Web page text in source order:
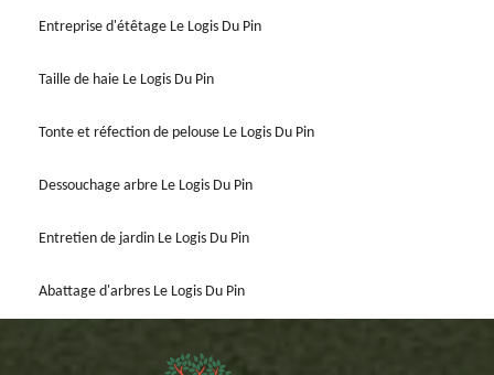
Entreprise d'étêtage Le Logis Du Pin
Taille de haie Le Logis Du Pin
Tonte et réfection de pelouse Le Logis Du Pin
Dessouchage arbre Le Logis Du Pin
Entretien de jardin Le Logis Du Pin
Abattage d'arbres Le Logis Du Pin